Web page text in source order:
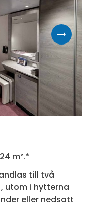
m².*
till två
utom i hytterna
eller nedsatt